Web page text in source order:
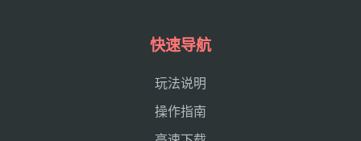
快速导航
玩法说明
操作指南